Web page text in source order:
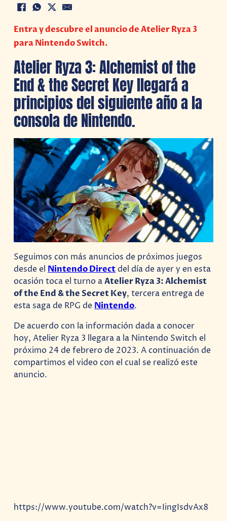
Entra y descubre el anuncio de Atelier Ryza 3
para Nintendo Switch.
Atelier Ryza 3: Alchemist of the
End & the Secret Key llegará a
principios del siguiente año a la
consola de Nintendo.
Seguimos con más anuncios de próximos juegos
desde el Nintendo Directdel día de ayer y en esta
ocasión toca el turno aAtelier Ryza 3: Alchemist
of the End & the Secret Key, tercera entrega de
esta saga de RPG de Nintendo.
De acuerdo con la información dada a conocer
hoy, Atelier Ryza 3 llegara a la Nintendo Switch el
próximo 24 de febrero de 2023. A continuación de
compartimos el video con el cual se realizó este
anuncio.
https://www.youtube.com/watch?v=IingIsdvAx8